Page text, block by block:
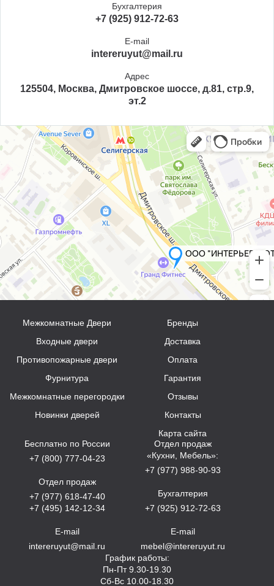
Бухгалтерия
+7 (925) 912-72-63
E-mail
intereruyut@mail.ru
Адрес
125504, Москва, Дмитровское шоссе, д.81, стр.9,
эт.2
Межкомнатные Двери
Входные двери
Противопожарные двери
Фурнитура
Межкомнатные перегородки
Новинки дверей
Бренды
Доставка
Оплата
Гарантия
Отзывы
Контакты
Карта сайта
Бесплатно по России
+7 (800) 777-04-23
Отдел продаж
+7 (977) 618-47-40
+7 (495) 142-12-34
E-mail
intereruyut@mail.ru
Отдел продаж
«Кухни, Мебель»:
+7 (977) 988-90-93
Бухгалтерия
+7 (925) 912-72-63
E-mail
mebel@intereruyut.ru
График работы:
Пн-Пт 9.30-19.30
Сб-Вс 10.00-18.30